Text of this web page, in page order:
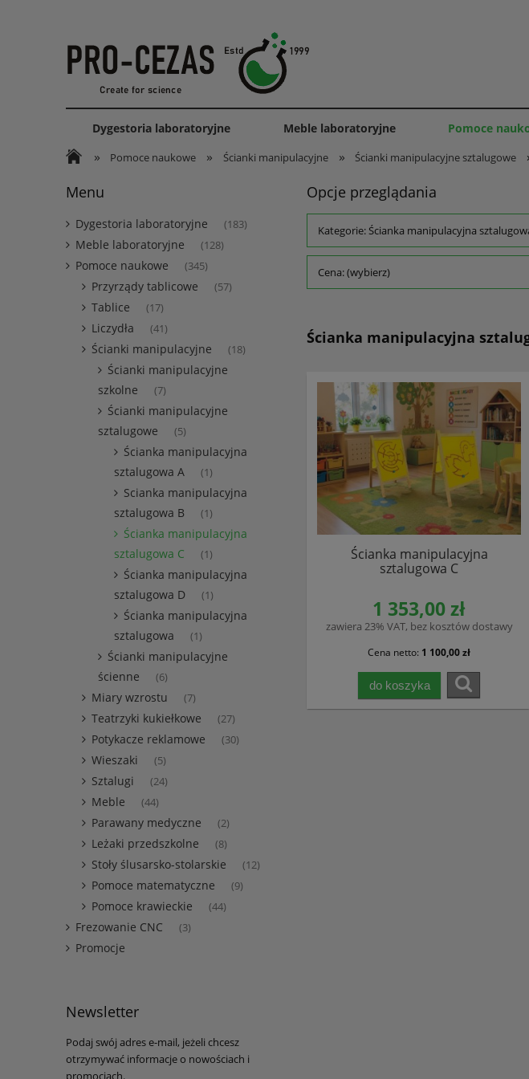
Dygestoria laboratoryjne Meble laboratoryjne Pomoce
» Pomoce naukowe » Ścianki manipulacyjne » Ścianki manipulacyjne sztalugowe
Menu
Dygestoria laboratoryjne (183)
Meble laboratoryjne (128)
Pomoce naukowe (345)
Przyrządy tablicowe (57)
Tablice (17)
Liczydła (41)
Ścianki manipulacyjne (18)
Ścianki manipulacyjne
szkolne
(7)
Ścianki manipulacyjne
sztalugowe
(5)
Ścianka manipulacyjna
sztalugowa A
(1)
Scianka manipulacyjna
sztalugowa B
(1)
Ścianka manipulacyjna
sztalugowa C
(1)
Ścianka manipulacyjna
sztalugowa D
(1)
Ścianka manipulacyjna
sztalugowa
(1)
Ścianki manipulacyjne
ścienne
(6)
Miary wzrostu (7)
Teatrzyki kukiełkowe (27)
Potykacze reklamowe (30)
Wieszaki (5)
Sztalugi (24)
Meble (44)
Parawany medyczne (2)
Leżaki przedszkolne (8)
Stoły ślusarsko-stolarskie (12)
Pomoce matematyczne (9)
Pomoce krawieckie (44)
Frezowanie CNC (3)
Promocje
Newsletter
Podaj swój adres e-mail, jeżeli chcesz
otrzymywać informacje o nowościach i
promocjach.
Opcje przeglądania
Kategorie: Ścianka manipulacyjna
Cena: (wybierz)
Ścianka manipulacyjna
Ścianka manipulacyjna
sztalugowa C
1 353,00 zł
zawiera 23% VAT, bez kosztów dostawy
Cena netto: 1 100,00 zł
do koszyka